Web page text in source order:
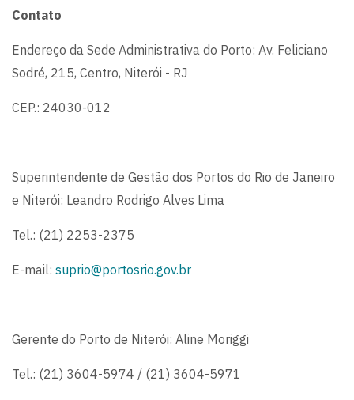
Contato
Endereço da Sede Administrativa do Porto: Av. Feliciano
Sodré, 215, Centro, Niterói - RJ
CEP.: 24030-012
Superintendente de Gestão dos Portos do Rio de Janeiro
e Niterói: Leandro Rodrigo Alves Lima
Tel.: (21) 2253-2375
E-mail: suprio@portosrio.gov.br
Gerente do Porto de Niterói: Aline Moriggi
Tel.: (21) 3604-5974 / (21) 3604-5971